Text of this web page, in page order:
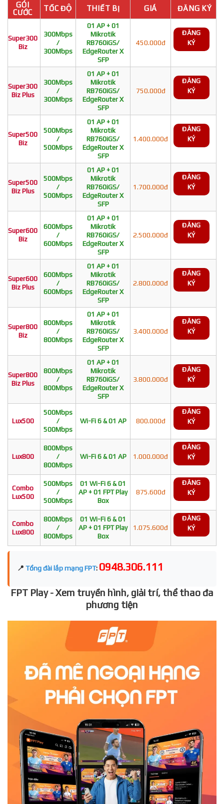
GÓI
CƯỚC
TỐC ĐỘ THIẾT BỊ GIÁ ĐĂNG KÝ
Super300
Biz
300Mbps
/
300Mbps
01 AP + 01
Mikrotik
RB760iGS/
EdgeRouter X
SFP
450.000đ
ĐĂNG
KÝ
Super300
Biz Plus
300Mbps
/
300Mbps
01 AP + 01
Mikrotik
RB760iGS/
EdgeRouter X
SFP
750.000đ
ĐĂNG
KÝ
Super500
Biz
500Mbps
/
500Mbps
01 AP + 01
Mikrotik
RB760iGS/
EdgeRouter X
SFP
1.400.000đ
ĐĂNG
KÝ
Super500
Biz Plus
500Mbps
/
500Mbps
01 AP + 01
Mikrotik
RB760iGS/
EdgeRouter X
SFP
1.700.000đ
ĐĂNG
KÝ
Super600
Biz
600Mbps
/
600Mbps
01 AP + 01
Mikrotik
RB760iGS/
EdgeRouter X
SFP
2.500.000đ
ĐĂNG
KÝ
Super600
Biz Plus
600Mbps
/
600Mbps
01 AP + 01
Mikrotik
RB760iGS/
EdgeRouter X
SFP
2.800.000đ
ĐĂNG
KÝ
Super800
Biz
800Mbps
/
800Mbps
01 AP + 01
Mikrotik
RB760iGS/
EdgeRouter X
SFP
3.400.000đ
ĐĂNG
KÝ
Super800
Biz Plus
800Mbps
/
800Mbps
01 AP + 01
Mikrotik
RB760iGS/
EdgeRouter X
SFP
3.800.000đ
ĐĂNG
KÝ
Lux500
500Mbps
/
500Mbps
Wi-Fi 6 & 01 AP 800.000đ
ĐĂNG
KÝ
Lux800
800Mbps
/
800Mbps
Wi-Fi 6 & 01 AP 1.000.000đ
ĐĂNG
KÝ
Combo
Lux500
500Mbps
/
500Mbps
01 Wi-Fi 6 & 01
AP + 01 FPT Play
Box
875.600đ
ĐĂNG
KÝ
Combo
Lux800
800Mbps
/
800Mbps
01 Wi-Fi 6 & 01
AP + 01 FPT Play
Box
1.075.600đ
ĐĂNG
KÝ
📍 Tổng đài lắp mạng FPT: 0948.306.111
FPT Play - Xem truyền hình, giải trí, thể thao đa
phương tiện